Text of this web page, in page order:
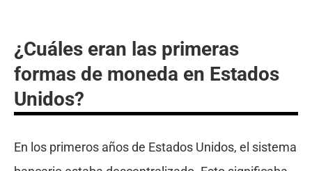
¿Cuáles eran las primeras
formas de moneda en Estados
Unidos?
En los primeros años de Estados Unidos, el sistema